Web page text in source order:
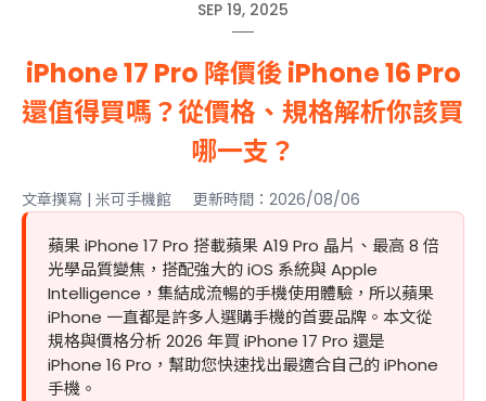
SEP 19, 2025
iPhone 17 Pro 降價後 iPhone 16 Pro
還值得買嗎？從價格、規格解析你該買
哪一支？
文章撰寫 | 米可手機館 更新時間：2026/08/06
蘋果 iPhone 17 Pro 搭載蘋果 A19 Pro 晶片、最高 8 倍
光學品質變焦，搭配強大的 iOS 系統與 Apple
Intelligence，集結成流暢的手機使用體驗，所以蘋果
iPhone 一直都是許多人選購手機的首要品牌。本文從
規格與價格分析 2026 年買 iPhone 17 Pro 還是
iPhone 16 Pro，幫助您快速找出最適合自己的 iPhone
手機。